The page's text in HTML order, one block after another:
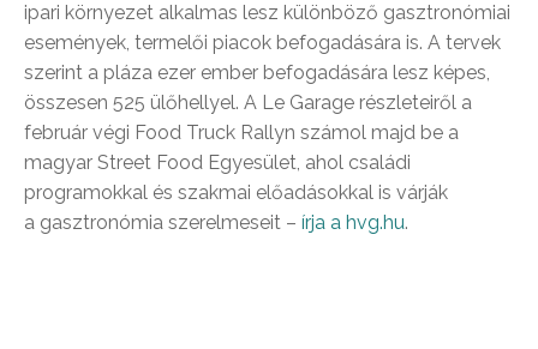
ipari környezet alkalmas lesz különböző gasztronómiai
események, termelői piacok befogadására is. A tervek
szerint a pláza ezer ember befogadására lesz képes,
összesen 525 ülőhellyel. A Le Garage részleteiről a
február végi Food Truck Rallyn számol majd be a
magyar Street Food Egyesület, ahol családi
programokkal és szakmai előadásokkal is várják
a gasztronómia szerelmeseit – írja a hvg.hu.